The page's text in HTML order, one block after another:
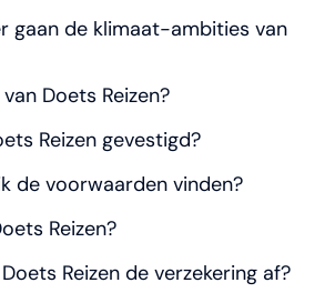
gaan de klimaat-ambities van
Doets Reizen?
Reizen gevestigd?
de voorwaarden vinden?
Reizen?
Reizen de verzekering af?